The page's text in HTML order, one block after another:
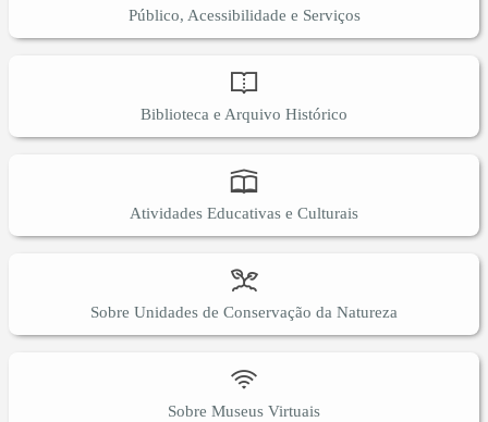
Público, Acessibilidade e Serviços
Biblioteca e Arquivo Histórico
Atividades Educativas e Culturais
Sobre Unidades de Conservação da Natureza
Sobre Museus Virtuais